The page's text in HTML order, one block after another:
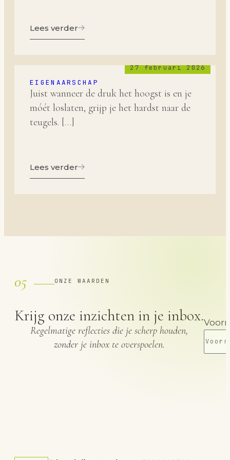
Lees verder
27 februari 2026
EIGENAARSCHAP
Juist wanneer de druk het hoogst is en je
móét loslaten, grijp je het hardst naar de
teugels. […]
Lees verder
05 ONZE WAARDEN
Krijg onze inzichten in je inbox.
Regelmatige reflecties die je scherp houden,
zonder je inbox te overspoelen.